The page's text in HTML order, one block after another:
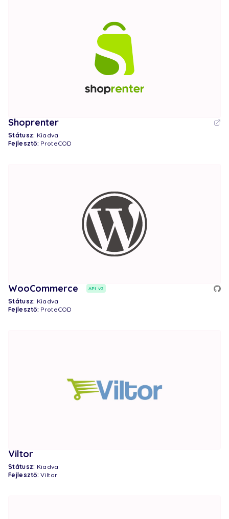
Shoprenter
Státusz: Kiadva
Fejlesztő: ProteCOD
WooCommerce API v2
Státusz: Kiadva
Fejlesztő: ProteCOD
Viltor
Státusz: Kiadva
Fejlesztő: Viltor